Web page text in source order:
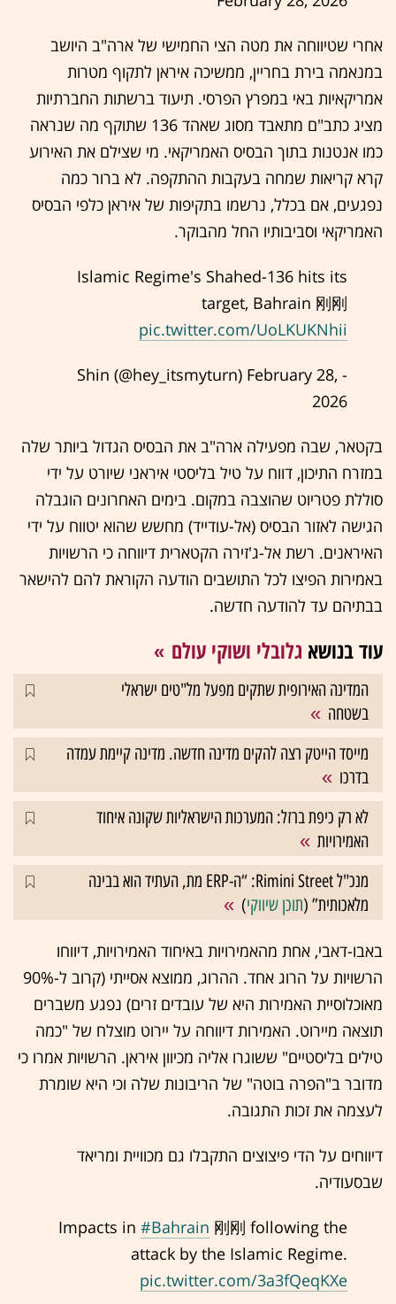
אחרי שטיווחה את מטה הצי החמישי של ארה"ב היושב
במנאמה בירת בחריין, ממשיכה איראן לתקוף מטרות
אמריקאיות באי במפרץ הפרסי. תיעוד ברשתות החברתיות
מציג כתב"ם מתאבד מסוג שאהד 136 שתוקף מה שנראה
כמו אנטנות בתוך הבסיס האמריקאי. מי שצילם את האירוע
קרא קריאות שמחה בעקבות ההתקפה. לא ברור כמה
נפגעים, אם בכלל, נרשמו בתקיפות של איראן כלפי הבסיס
האמריקאי וסביבותיו החל מהבוקר.
Islamic Regime's Shahed-136 hits its
target, Bahrain 刚刚
pic.twitter.com/UoLKUKNhii
- Shin (@hey_itsmyturn)
February 28,
2026
בקטאר, שבה מפעילה ארה"ב את הבסיס הגדול ביותר שלה
במזרח התיכון, דווח על טיל בליסטי איראני שיורט על ידי
סוללת פטריוט שהוצבה במקום. בימים האחרונים הוגבלה
הגישה לאזור הבסיס (אל-עודייד) מחשש שהוא יטווח על ידי
האיראנים. רשת אל-ג'זירה הקטארית דיווחה כי הרשויות
באמירות הפיצו לכל התושבים הודעה הקוראת להם להישאר
בבתיהם עד להודעה חדשה.
עוד בנושא גלובלי ושוקי עולם
המדינה האירופית שתקים מפעל מל"טים ישראלי
בשטחה
מייסד הייטק רצה להקים מדינה חדשה. מדינה קיימת עמדה
בדרכו
לא רק כיפת ברזל: המערכות הישראליות שקונה איחוד
האמירויות
מנכ"ל Rimini Street: “ה-ERP מת, העתיד הוא בבינה
מלאכותית” (תוכן שיווקי)
באבו-דאבי, אחת מהאמירויות באיחוד האמירויות, דיווחו
הרשויות על הרוג אחד. ההרוג, ממוצא אסייתי (קרוב ל-90%
מאוכלוסיית האמירות היא של עובדים זרים) נפגע משברים
תוצאה מיירוט. האמירות דיווחה על יירוט מוצלח של "כמה
טילים בליסטיים" ששוגרו אליה מכיוון איראן. הרשויות אמרו כי
מדובר ב"הפרה בוטה" של הריבונות שלה וכי היא שומרת
לעצמה את זכות התגובה.
דיווחים על הדי פיצוצים התקבלו גם מכוויית ומריאד
שבסעודיה.
Impacts in #Bahrain 刚刚 following the
attack by the Islamic Regime.
pic.twitter.com/3a3fQeqKXe